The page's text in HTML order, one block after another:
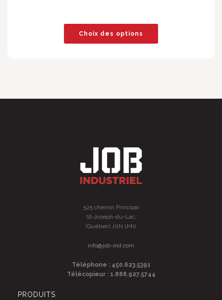
Choix des options
525 chemin Principal
St-Joseph-du-Lac,
(Québec) J0N 1M0
info@job-ind.com
Téléphone : 450.623.5391
Télécopieur : 1.888.927.5744
PRODUITS